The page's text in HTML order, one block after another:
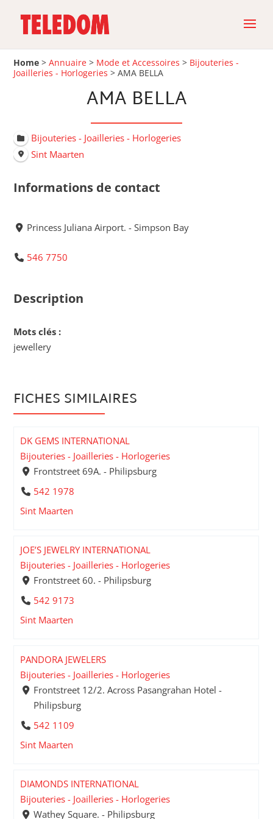
Home >Annuaire > Mode et Accessoires > Bijouteries -
Joailleries - Horlogeries >AMA BELLA
AMA BELLA
Bijouteries - Joailleries - Horlogeries
Sint Maarten
Informations de contact
Princess Juliana Airport. - Simpson Bay
546 7750
Description
Mots clés :
jewellery
FICHES SIMILAIRES
DK GEMS INTERNATIONAL
Bijouteries - Joailleries - Horlogeries
Frontstreet 69A. - Philipsburg
542 1978
Sint Maarten
JOE’S JEWELRY INTERNATIONAL
Bijouteries - Joailleries - Horlogeries
Frontstreet 60. - Philipsburg
542 9173
Sint Maarten
PANDORA JEWELERS
Bijouteries - Joailleries - Horlogeries
Frontstreet 12/2. Across Pasangrahan Hotel -
Philipsburg
542 1109
Sint Maarten
DIAMONDS INTERNATIONAL
Bijouteries - Joailleries - Horlogeries
Wathey Square. - Philipsburg